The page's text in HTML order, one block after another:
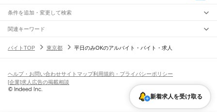
条件を追加・変更して検索
市区町村を追加・変更
東京都すべて
世田谷区渋谷区中野区 杉並区豊島区北区 荒川区 板橋区練馬区足立区
江戸川区
昭島市 調布市町田市 小金井市
狛江市東大和市
駅を追加・変更
東京駅 新橋駅品川駅
JR山手線
大崎駅 五反田駅 代々木駅新宿駅 新大久保駅
田端駅 西日暮里駅日暮里駅鶯谷駅
新橋駅浜松町駅田町駅
飲食・フードサービス
飲食・フードサービス
ホールスタッフ
皿洗い・洗い場精肉・鮮魚加工
バー（BAR）・バーテンダー
飲食店（店長・マネージャー）
特徴を追加・変更
人気
髪型・髪色自由ひげOKネイルOK
留学生・外国人活躍中
関連キーワード
東京都 平日のみOK 昼間 東京都 平日のみで
バイトTOP 東京都 平日のみOKのアルバイト・バイト・求人
新着求人を受け取る
ヘルプ・お問い合わせサイトマップ利用規約・プライバシーポリシー
[企業]求人広告の掲載相談